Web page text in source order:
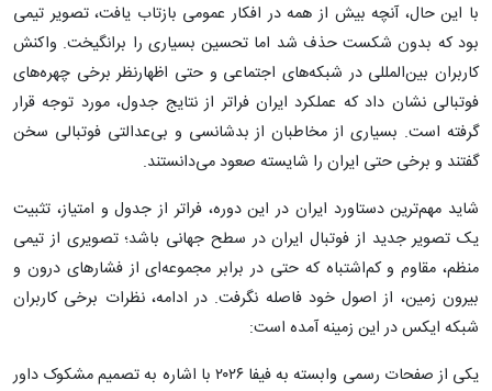
با این حال، آنچه بیش از همه در افکار عمومی بازتاب یافت، تصویر تیمی
بود که بدون شکست حذف شد اما تحسین بسیاری را برانگیخت. واکنش
کاربران بین‌المللی در شبکه‌های اجتماعی و حتی اظهارنظر برخی چهره‌های
فوتبالی نشان داد که عملکرد ایران فراتر از نتایج جدول، مورد توجه قرار
گرفته است. بسیاری از مخاطبان از بدشانسی و بی‌عدالتی فوتبالی سخن
گفتند و برخی حتی ایران را شایسته صعود می‌دانستند.
شاید مهم‌ترین دستاورد ایران در این دوره، فراتر از جدول و امتیاز، تثبیت
یک تصویر جدید از فوتبال ایران در سطح جهانی باشد؛ تصویری از تیمی
منظم، مقاوم و کم‌اشتباه که حتی در برابر مجموعه‌ای از فشارهای درون و
بیرون زمین، از اصول خود فاصله نگرفت. در ادامه، نظرات برخی کاربران
شبکه ایکس در این زمینه آمده است:
یکی از صفحات رسمی وابسته به فیفا ۲۰۲۶ با اشاره به تصمیم مشکوک داور